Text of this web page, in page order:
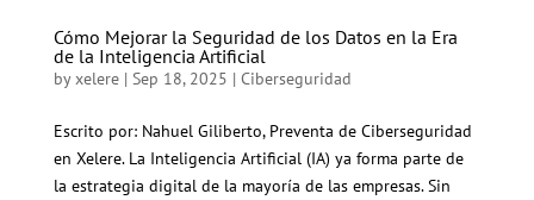
Cómo Mejorar la Seguridad de los Datos en la Era
de la Inteligencia Artificial
byxelere| Sep 18, 2025 | Ciberseguridad
Escrito por: Nahuel Giliberto, Preventa de Ciberseguridad
en Xelere. La Inteligencia Artificial (IA) ya forma parte de
la estrategia digital de la mayoría de las empresas. Sin